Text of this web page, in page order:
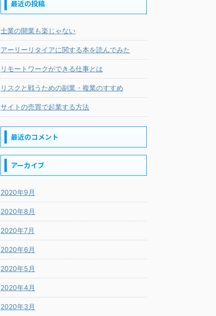
最近の投稿
士業の開業も楽じゃない
アーリーリタイアに関する本を読んでみた
リモートワークができる仕事とは
リスクと戦うための副業・複業のすすめ
サイトの売買で起業する方法
最近のコメント
アーカイブ
2020年9月
2020年8月
2020年7月
2020年6月
2020年5月
2020年4月
2020年3月